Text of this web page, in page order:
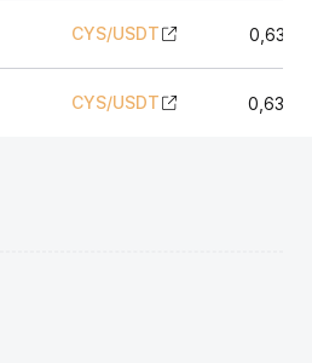
CYS/USDT
CYS/USDT